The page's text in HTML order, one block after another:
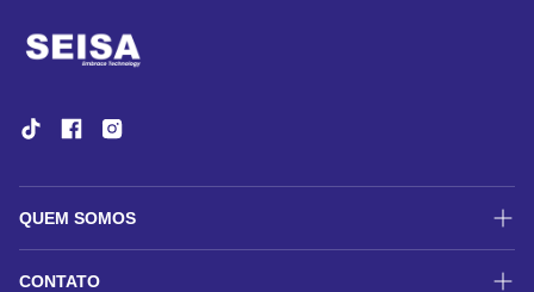
QUEM SOMOS
CONTATO